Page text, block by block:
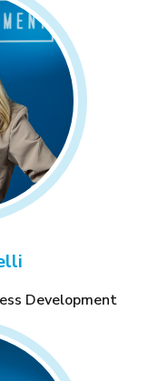
Development